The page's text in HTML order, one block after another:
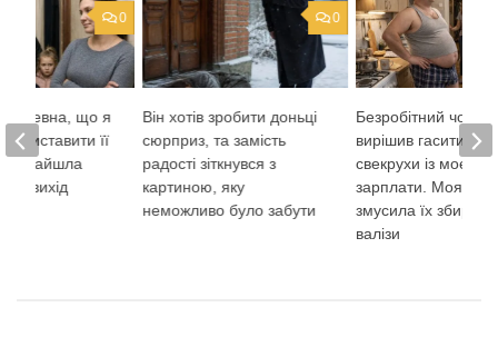
0
Він хотів зробити доньці
сюрприз, та замість
радості зіткнувся з
картиною, яку
неможливо було забути
Безробітний
вирішив гасити
свекрухи із моєї
зарплати. Моя
змусила їх збирати
валізи
0
певна, що я
виставити її
я знайшла
вихід